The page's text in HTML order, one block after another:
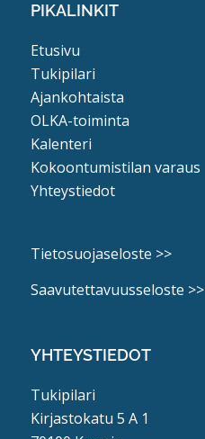
PIKALINKIT
Etusivu
Tukipilari
Ajankohtaista
OLKA-toiminta
Kalenteri
Kokoontumistilan varaus
Yhteystiedot
Tietosuojaseloste >>
Saavutettavuusseloste >>
YHTEYSTIEDOT
Tukipilari
Kirjastokatu 5 A 1